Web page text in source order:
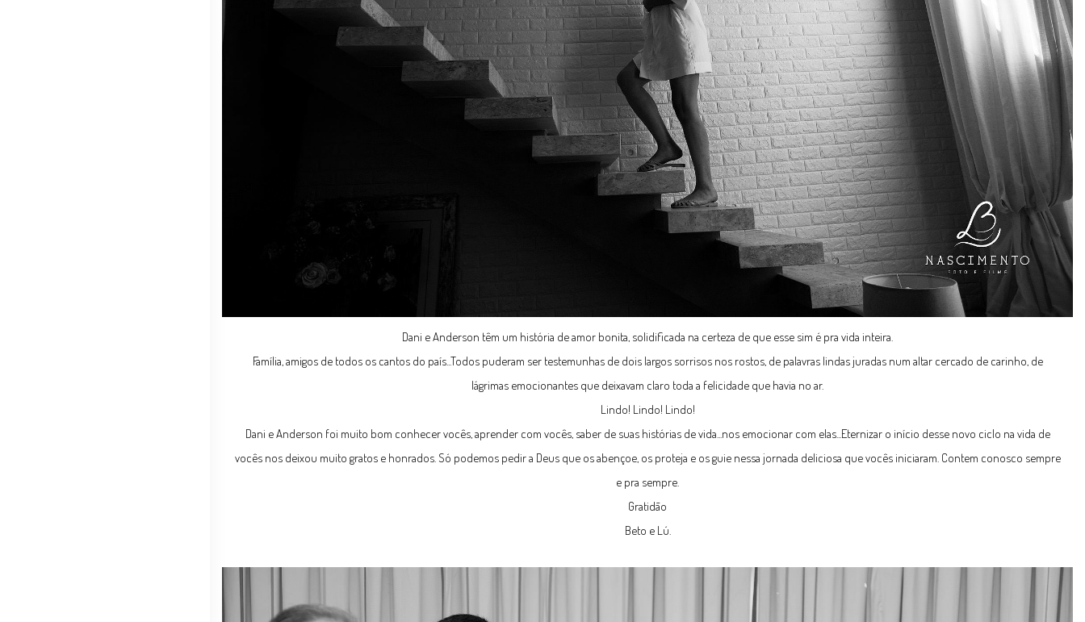
Dani e Anderson têm um história de amor bonita, solidificada na certeza de que esse sim é pra vida inteira.
Família, amigos de todos os cantos do país...Todos puderam ser testemunhas de dois largos sorrisos nos rostos, de palavras lindas juradas num altar cercado de carinho, de
lágrimas emocionantes que deixavam claro toda a felicidade que havia no ar.
Lindo! Lindo! Lindo!
Dani e Anderson foi muito bom conhecer vocês, aprender com vocês, saber de suas histórias de vida...nos emocionar com elas...Eternizar o início desse novo ciclo na vida de
vocês nos deixou muito gratos e honrados. Só podemos pedir a Deus que os abençoe, os proteja e os guie nessa jornada deliciosa que vocês iniciaram. Contem conosco sempre
e pra sempre.
Gratidão
Beto e Lú.